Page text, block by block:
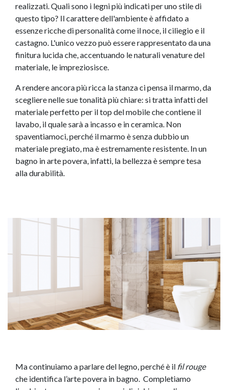
realizzati. Quali sono i legni più indicati per uno stile di
questo tipo? Il carattere dell'ambiente è affidato a
essenze ricche di personalità come il noce, il ciliegio e il
castagno. L'unico vezzo può essere rappresentato da una
finitura lucida che, accentuando le naturali venature del
materiale, le impreziosisce.
A rendere ancora più ricca la stanza ci pensa il marmo, da
scegliere nelle sue tonalità più chiare: si tratta infatti del
materiale perfetto per il top del mobile che contiene il
lavabo, il quale sarà a incasso e in ceramica. Non
spaventiamoci, perché il marmo è senza dubbio un
materiale pregiato, ma è estremamente resistente. In un
bagno in arte povera, infatti, la bellezza è sempre tesa
alla durabilità.
Ma continuiamo a parlare del legno, perché è il fil rouge
che identifica l’arte povera in bagno. Completiamo